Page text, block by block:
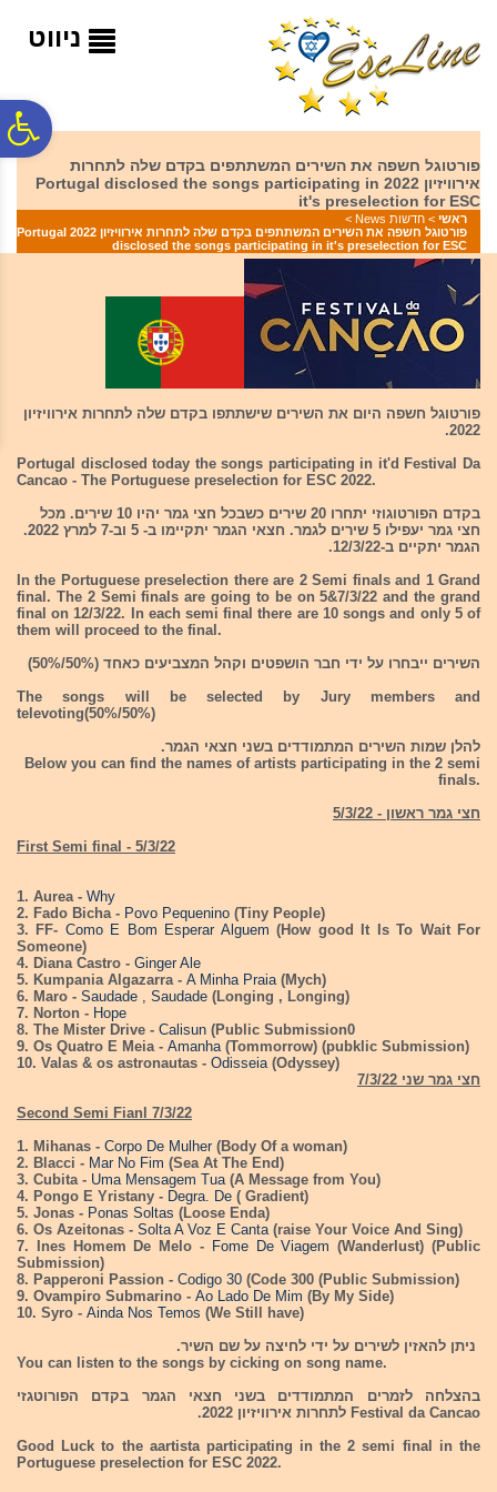
המרכזי
ניווט
פורטוגל חשפה את השירים המשתתפים בקדם שלה לתחרות
אירוויזיון 2022 Portugal disclosed the songs participating in
it's preselection for ESC
ראשי > חדשות News
>
פורטוגל חשפה את השירים המשתתפים בקדם שלה לתחרות אירוויזיון 2022 Portugal
disclosed the songs participating in it's preselection for ESC
פורטוגל חשפה היום את השירים שישתתפו בקדם שלה לתחרות אירוויזיון
2022.
Portugal disclosed today the songs participating in it'd Festival Da
Cancao - The Portuguese preselection for ESC 2022.
בקדם הפורטוגוזי יתחרו 20 שירים כשבכל חצי גמר יהיו 10 שירים. מכל
חצי גמר יעפילו 5 שירים לגמר. חצאי הגמר יתקיימו ב- 5 וב-7 למרץ 2022.
הגמר יתקיים ב-12/3/22.
In the Portuguese preselection there are 2 Semi finals and 1 Grand
final. The 2 Semi finals are going to be on 5&7/3/22 and the grand
final on 12/3/22. In each semi final there are 10 songs and only 5 of
them will proceed to the final.
השירים ייבחרו על ידי חבר הושפטים וקהל המצביעים כאחד (50%/50%)
The songs will be selected by Jury members and
televoting(50%/50%)
להלן שמות השירים המתמודדים בשני חצאי הגמר.
Below you can find the names of artists participating in the 2 semi
finals.
חצי גמר ראשון - 5/3/22
First Semi final - 5/3/22
1. Aurea - Why
2. Fado Bicha - Povo Pequenino (Tiny People)
3. FF- Como E Bom Esperar Alguem (How good It Is To Wait For
Someone)
4. Diana Castro - Ginger Ale
5. Kumpania Algazarra - A Minha Praia (Mych)
6. Maro - Saudade , Saudade (Longing , Longing)
7. Norton - Hope
8. The Mister Drive - Calisun (Public Submission0
9. Os Quatro E Meia - Amanha(Tommorrow) (pubklic Submission)
10. Valas & os astronautas - Odisseia(Odyssey)
חצי גמר שני 7/3/22
Second Semi Fianl 7/3/22
1. Mihanas - Corpo De Mulher(Body Of a woman)
2. Blacci - Mar No Fim (Sea At The End)
3. Cubita - Uma Mensagem Tua(A Message from You)
4. Pongo E Yristany - Degra. De ( Gradient)
5. Jonas - Ponas Soltas (Loose Enda)
6. Os Azeitonas - Solta A Voz E Canta(raise Your Voice And Sing)
7. Ines Homem De Melo - Fome De Viagem (Wanderlust) (Public
Submission)
8. Papperoni Passion - Codigo 30 (Code 300 (Public Submission)
9. Ovampiro Submarino - Ao Lado De Mim (By My Side)
10. Syro - Ainda Nos Temos (We Still have)
ניתן להאזין לשירים על ידי לחיצה על שם השיר.
You can listen to the songs by cicking on song name.
בהצלחה לזמרים המתמודדים בשני חצאי הגמר בקדם הפורוטגזי
Festival da Cancao לתחרות אירוויזיון 2022.
Good Luck to the aartista participating in the 2 semi final in the
Portuguese preselection for ESC 2022.